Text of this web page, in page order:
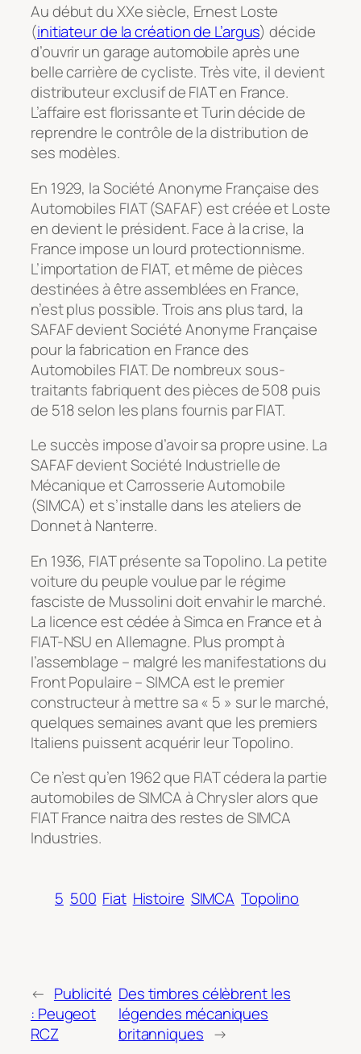
Au début du XXe siècle, Ernest Loste
(initiateur de la création de L’argus) décide
d’ouvrir un garage automobile après une
belle carrière de cycliste. Très vite, il devient
distributeur exclusif de FIAT en France.
L’affaire est florissante et Turin décide de
reprendre le contrôle de la distribution de
ses modèles.
En 1929, la Société Anonyme Française des
Automobiles FIAT (SAFAF) est créée et Loste
en devient le président. Face à la crise, la
France impose un lourd protectionnisme.
L’importation de FIAT, et même de pièces
destinées à être assemblées en France,
n’est plus possible. Trois ans plus tard, la
SAFAF devient Société Anonyme Française
pour la fabrication en France des
Automobiles FIAT. De nombreux sous-
traitants fabriquent des pièces de 508 puis
de 518 selon les plans fournis par FIAT.
Le succès impose d’avoir sa propre usine. La
SAFAF devient Société Industrielle de
Mécanique et Carrosserie Automobile
(SIMCA) et s’installe dans les ateliers de
Donnet à Nanterre.
En 1936, FIAT présente sa Topolino. La petite
voiture du peuple voulue par le régime
fasciste de Mussolini doit envahir le marché.
La licence est cédée à Simca en France et à
FIAT-NSU en Allemagne. Plus prompt à
l’assemblage – malgré les manifestations du
Front Populaire – SIMCA est le premier
constructeur à mettre sa « 5 » sur le marché,
quelques semaines avant que les premiers
Italiens puissent acquérir leur Topolino.
Ce n’est qu’en 1962 que FIAT cédera la partie
automobiles de SIMCA à Chrysler alors que
FIAT France naitra des restes de SIMCA
Industries.
5 500 Fiat Histoire SIMCA Topolino
← Publicité
: Peugeot
RCZ
Des timbres célèbrent les
légendes mécaniques
britanniques →